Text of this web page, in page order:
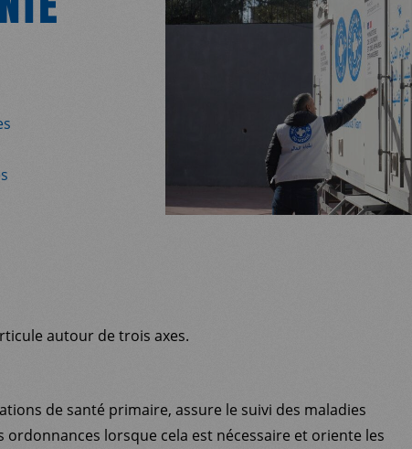
autour de trois axes.
de santé primaire, assure le suivi des maladies
lorsque cela est nécessaire et oriente les